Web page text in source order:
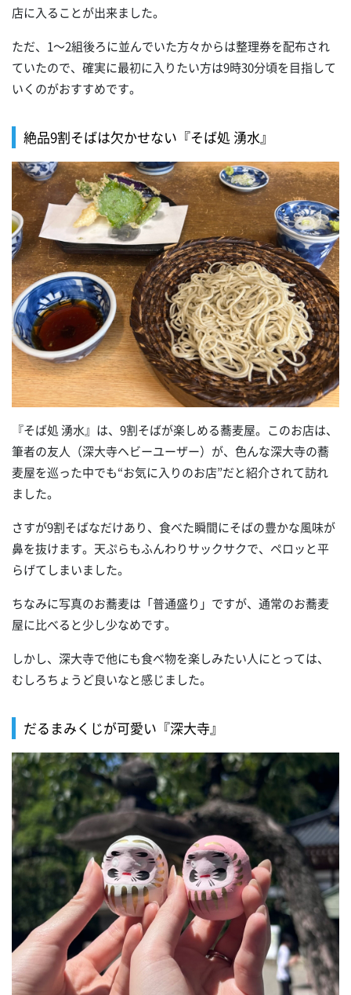
店に入ることが出来ました。
ただ、1～2組後ろに並んでいた方々からは整理券を配布され
ていたので、確実に最初に入りたい方は9時30分頃を目指して
いくのがおすすめです。
絶品9割そばは欠かせない『そば処 湧水』
『そば処 湧水』は、9割そばが楽しめる蕎麦屋。このお店は、
筆者の友人（深大寺ヘビーユーザー）が、色んな深大寺の蕎
麦屋を巡った中でも“お気に入りのお店”だと紹介されて訪れ
ました。
さすが9割そばなだけあり、食べた瞬間にそばの豊かな風味が
鼻を抜けます。天ぷらもふんわりサックサクで、ペロッと平
らげてしまいました。
ちなみに写真のお蕎麦は「普通盛り」ですが、通常のお蕎麦
屋に比べると少し少なめです。
しかし、深大寺で他にも食べ物を楽しみたい人にとっては、
むしろちょうど良いなと感じました。
だるまみくじが可愛い『深大寺』